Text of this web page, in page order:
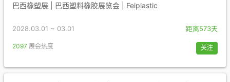
巴西橡塑展 | 巴西塑料橡胶展览会 | Feiplastic
2028.03.01 ~ 03.01 距离573天
2097 展会热度 关注